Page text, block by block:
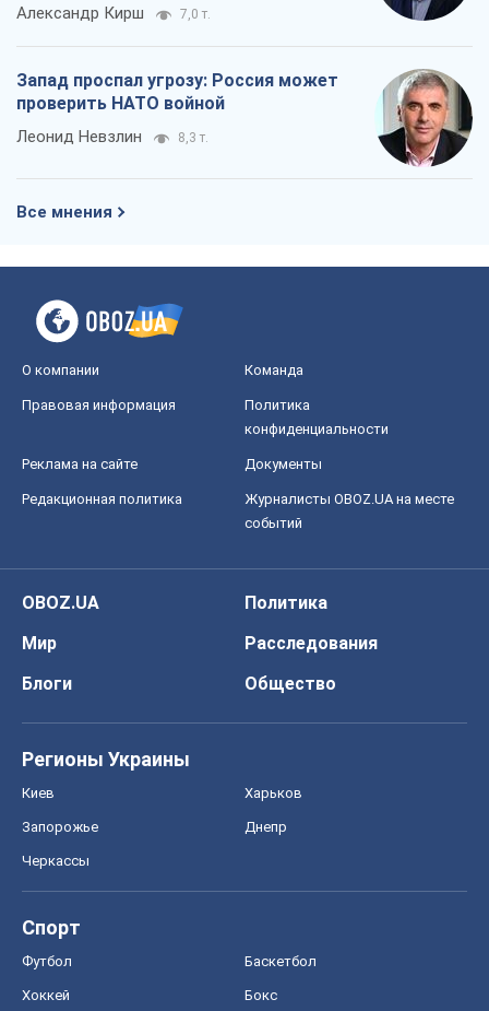
Александр Кирш 7,0 т.
Запад проспал угрозу: Россия может
проверить НАТО войной
Леонид Невзлин 8,3 т.
Все мнения
О компании Команда
Правовая информация
Политика
конфиденциальности
Реклама на сайте Документы
Редакционная политика
Журналисты OBOZ.UA на месте
событий
OBOZ.UA
Политика
Мир
Расследования
Блоги
Общество
Регионы Украины
Киев Харьков
Запорожье Днепр
Черкассы
Спорт
Футбол Баскетбол
Хоккей Бокс